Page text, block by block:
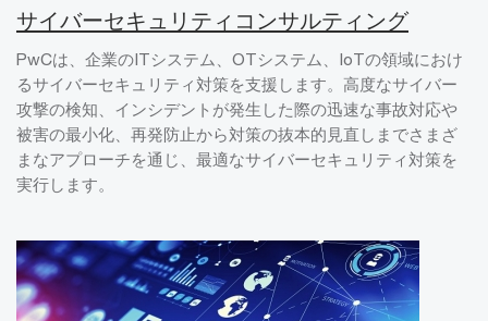
サイバーセキュリティコンサルティング
PwCは、企業のITシステム、OTシステム、IoTの領域におけ
るサイバーセキュリティ対策を支援します。高度なサイバー
攻撃の検知、インシデントが発生した際の迅速な事故対応や
被害の最小化、再発防止から対策の抜本的見直しまでさまざ
まなアプローチを通じ、最適なサイバーセキュリティ対策を
実行します。